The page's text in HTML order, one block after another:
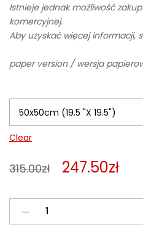
Istnieje jednak możliwość
komercyjnej.
Aby uzyskać więcej informacji,
paper version / wersja
Clear
315.00zł 247.50zł
Kotografie